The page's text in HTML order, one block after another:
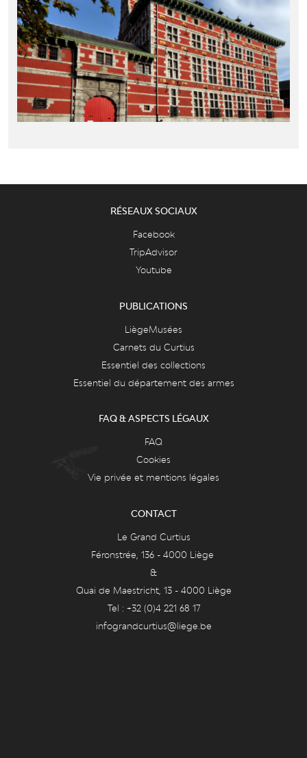
RÉSEAUX SOCIAUX
Facebook
TripAdvisor
Youtube
PUBLICATIONS
LiègeMusées
Carnets du Curtius
Essentiel des collections
Essentiel du département des armes
FAQ & ASPECTS LÉGAUX
FAQ
Cookies
Vie privée et mentions légales
CONTACT
Le Grand Curtius
Féronstrée, 136 - 4000 Liège
&
Quai de Maestricht, 13 - 4000 Liège
Tel : +32 (0)4 221 68 17
infograndcurtius@liege.be